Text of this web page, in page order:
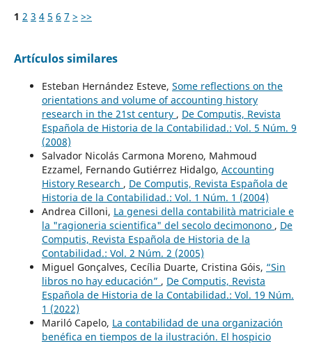
1 2 3 4 5 6 7 > >>
Artículos similares
Esteban Hernández Esteve, Some reflections on the
orientations and volume of accounting history
research in the 21st century , De Computis, Revista
Española de Historia de la Contabilidad.: Vol. 5 Núm. 9
(2008)
Salvador Nicolás Carmona Moreno, Mahmoud
Ezzamel, Fernando Gutiérrez Hidalgo, Accounting
History Research , De Computis, Revista Española de
Historia de la Contabilidad.: Vol. 1 Núm. 1 (2004)
Andrea Cilloni, La genesi della contabilità matriciale e
la "ragioneria scientifica" del secolo decimonono , De
Computis, Revista Española de Historia de la
Contabilidad.: Vol. 2 Núm. 2 (2005)
Miguel Gonçalves, Cecília Duarte, Cristina Góis, “Sin
libros no hay educación” , De Computis, Revista
Española de Historia de la Contabilidad.: Vol. 19 Núm.
1 (2022)
Mariló Capelo, La contabilidad de una organización
benéfica en tiempos de la ilustración. El hospicio